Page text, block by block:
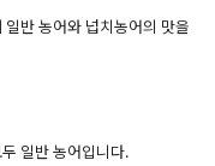
반 농어와 넙치농어의 맛을
일반 농어입니다.